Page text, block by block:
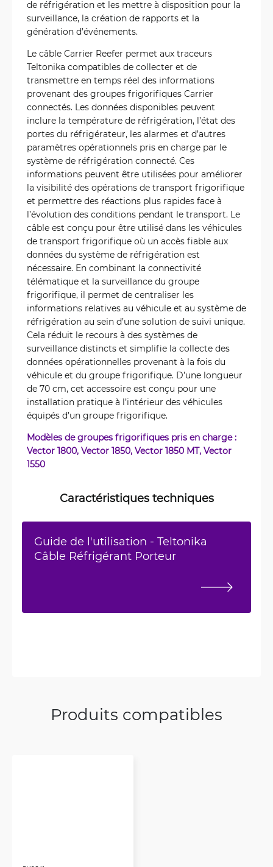
de réfrigération et les mettre à disposition pour la
surveillance, la création de rapports et la
génération d’événements.
Le câble Carrier Reefer permet aux traceurs
Teltonika compatibles de collecter et de
transmettre en temps réel des informations
provenant des groupes frigorifiques Carrier
connectés. Les données disponibles peuvent
inclure la température de réfrigération, l’état des
portes du réfrigérateur, les alarmes et d’autres
paramètres opérationnels pris en charge par le
système de réfrigération connecté. Ces
informations peuvent être utilisées pour améliorer
la visibilité des opérations de transport frigorifique
et permettre des réactions plus rapides face à
l’évolution des conditions pendant le transport. Le
câble est conçu pour être utilisé dans les véhicules
de transport frigorifique où un accès fiable aux
données du système de réfrigération est
nécessaire. En combinant la connectivité
télématique et la surveillance du groupe
frigorifique, il permet de centraliser les
informations relatives au véhicule et au système de
réfrigération au sein d’une solution de suivi unique.
Cela réduit le recours à des systèmes de
surveillance distincts et simplifie la collecte des
données opérationnelles provenant à la fois du
véhicule et du groupe frigorifique. D’une longueur
de 70 cm, cet accessoire est conçu pour une
installation pratique à l’intérieur des véhicules
équipés d’un groupe frigorifique.
Modèles de groupes frigorifiques pris en charge :
Vector 1800, Vector 1850, Vector 1850 MT, Vector
1550
Caractéristiques techniques
Guide de l'utilisation - Teltonika
Câble Réfrigérant Porteur
Produits compatibles